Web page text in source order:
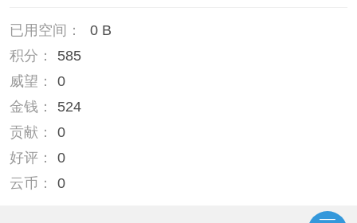
已用空间：
0 B
积分：
585
威望：
0
金钱：
524
贡献：
0
好评：
0
云币：
0